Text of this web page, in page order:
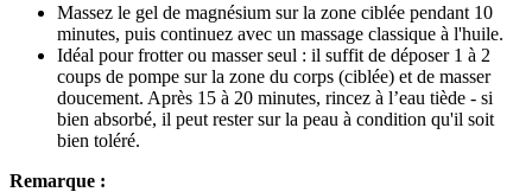
Massez le gel de magnésium sur la zone ciblée pendant 10
minutes, puis continuez avec un massage classique à l'huile.
Idéal pour frotter ou masser seul : il suffit de déposer 1 à 2
coups de pompe sur la zone du corps (ciblée) et de masser
doucement. Après 15 à 20 minutes, rincez à l’eau tiède - si
bien absorbé, il peut rester sur la peau à condition qu'il soit
bien toléré.
Remarque :